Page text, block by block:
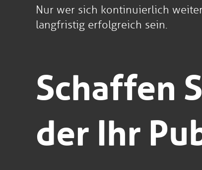
Nur wer sich kontinuierlich
langfristig erfolgreich sein.
Schaffen
der Ihr